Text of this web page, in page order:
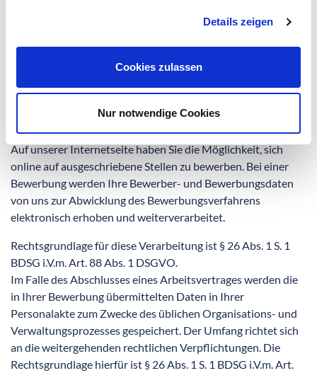
Details zeigen
Cookies zulassen
Nur notwendige Cookies
die Datenspeicherung entfällt (z.B. nach abgeschlossener
Bestimmungen – insbesondere Aufbewahrungsfristen –
Online-Stellenbewerbungen/Veröffentlichung von
Auf unserer Internetseite haben Sie die Möglichkeit, sich
online auf ausgeschriebene Stellen zu bewerben. Bei einer
Bewerbung werden Ihre Bewerber- und Bewerbungsdaten
von uns zur Abwicklung des Bewerbungsverfahrens
elektronisch erhoben und weiterverarbeitet.
Rechtsgrundlage für diese Verarbeitung ist § 26 Abs. 1 S. 1
BDSG i.V.m. Art. 88 Abs. 1 DSGVO.
Im Falle des Abschlusses eines Arbeitsvertrages werden die
in Ihrer Bewerbung übermittelten Daten in Ihrer
Personalakte zum Zwecke des üblichen Organisations- und
Verwaltungsprozesses gespeichert. Der Umfang richtet sich
an die weitergehenden rechtlichen Verpflichtungen. Die
Rechtsgrundlage hierfür ist § 26 Abs. 1 S. 1 BDSG i.V.m. Art.